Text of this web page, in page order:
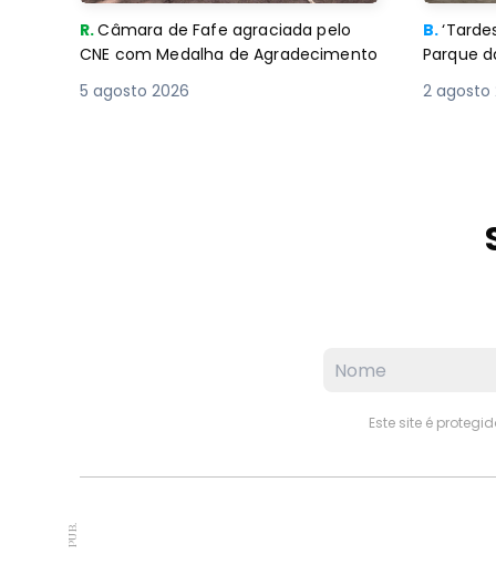
R.Câmara de Fafe agraciada pelo
CNE com Medalha de Agradecimento
5 agosto 2026
B.
Parque
2 agosto
Este site é
PUB.